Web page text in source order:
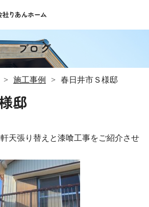
ブログ
施工事例 春日井市Ｓ様邸
邸
天張り替えと漆喰工事をご紹介させ